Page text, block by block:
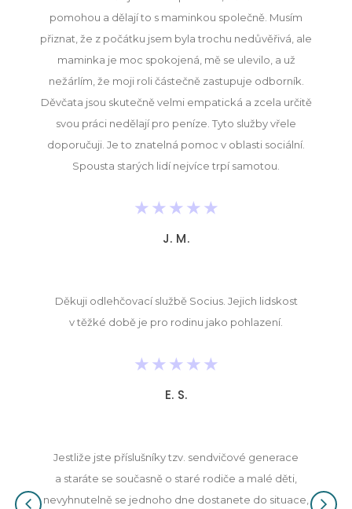
J. M.
pomohou a dělají to s maminkou společně. Musím
přiznat, že z počátku jsem byla trochu nedůvěřivá, ale
maminka je moc spokojená, mě se ulevilo, a už
nežárlím, že moji roli částečně zastupuje odborník.
Děvčata jsou skutečně velmi empatická a zcela určitě
svou práci nedělají pro peníze. Tyto služby vřele
doporučuji. Je to znatelná pomoc v oblasti sociální.
Spousta starých lidí nejvíce trpí samotou.
★ ★ ★ ★ ★
E. S.
Děkuji odlehčovací službě Socius. Jejich lidskost
v těžké době je pro rodinu jako pohlazení.
★ ★ ★ ★ ★
Jestliže jste příslušníky tzv. sendvičové generace
a staráte se současně o staré rodiče a malé děti,
nevyhnutelně se jednoho dne dostanete do situace,